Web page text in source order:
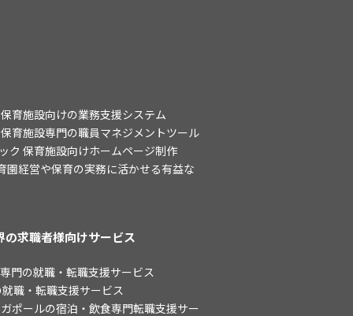
育施設向けの業務支援システム
育施設専門の職員マネジメントツール
ク 保育施設向けホームページ制作
園経営や保育の実務に活かせる有益な
の求職者様向けサービス
門の就職・転職支援サービス
就職・転職支援サービス
ポールの宿泊・飲食専門転職支援サー